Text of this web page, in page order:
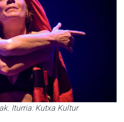
Iturria: Kutxa Kultur